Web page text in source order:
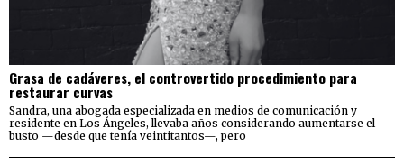
Grasa de cadáveres, el controvertido procedimiento para
restaurar curvas
Sandra, una abogada especializada en medios de comunicación y
residente en Los Ángeles, llevaba años considerando aumentarse el
busto —desde que tenía veintitantos—, pero